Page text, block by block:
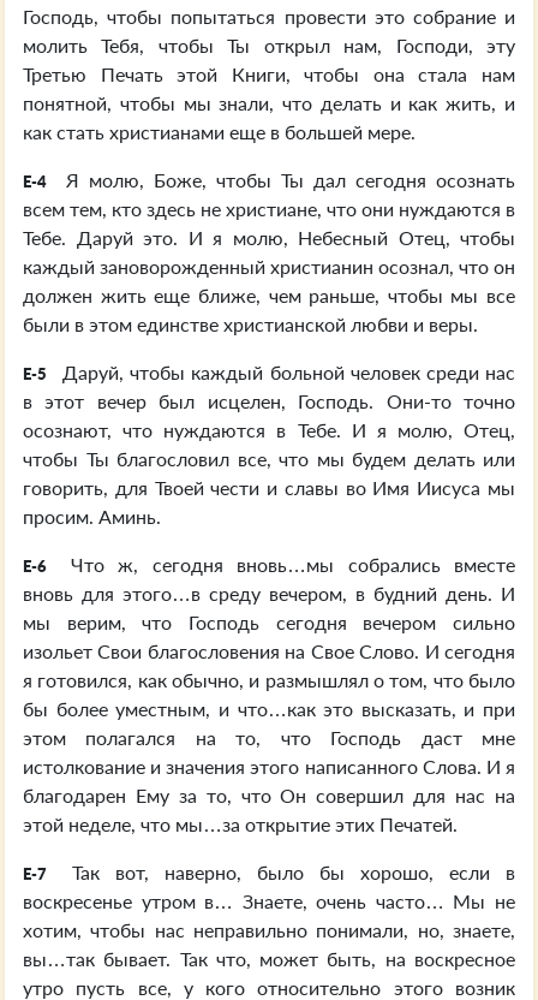
Господь, чтобы попытаться провести это собрание и
молить Тебя, чтобы Ты открыл нам, Господи, эту
Третью Печать этой Книги, чтобы она стала нам
понятной, чтобы мы знали, что делать и как жить, и
как стать христианами еще в большей мере.
E-4
Я молю, Боже, чтобы Ты дал сегодня осознать
всем тем, кто здесь не христиане, что они нуждаются в
Тебе. Даруй это. И я молю, Небесный Отец, чтобы
каждый зановорожденный христианин осознал, что он
должен жить еще ближе, чем раньше, чтобы мы все
были в этом единстве христианской любви и веры.
E-5
Даруй, чтобы каждый больной человек среди нас
в этот вечер был исцелен, Господь. Они-то точно
осознают, что нуждаются в Тебе. И я молю, Отец,
чтобы Ты благословил все, что мы будем делать или
говорить, для Твоей чести и славы во Имя Иисуса мы
просим. Аминь.
E-6
Что ж, сегодня вновь…мы собрались вместе
вновь для этого…в среду вечером, в будний день. И
мы верим, что Господь сегодня вечером сильно
изольет Свои благословения на Свое Слово. И сегодня
я готовился, как обычно, и размышлял о том, что было
бы более уместным, и что…как это высказать, и при
этом полагался на то, что Господь даст мне
истолкование и значения этого написанного Слова. И я
благодарен Ему за то, что Он совершил для нас на
этой неделе, что мы…за открытие этих Печатей.
E-7
Так вот, наверно, было бы хорошо, если в
воскресенье утром в… Знаете, очень часто… Мы не
хотим, чтобы нас неправильно понимали, но, знаете,
вы…так бывает. Так что, может быть, на воскресное
утро пусть все, у кого относительно этого возник